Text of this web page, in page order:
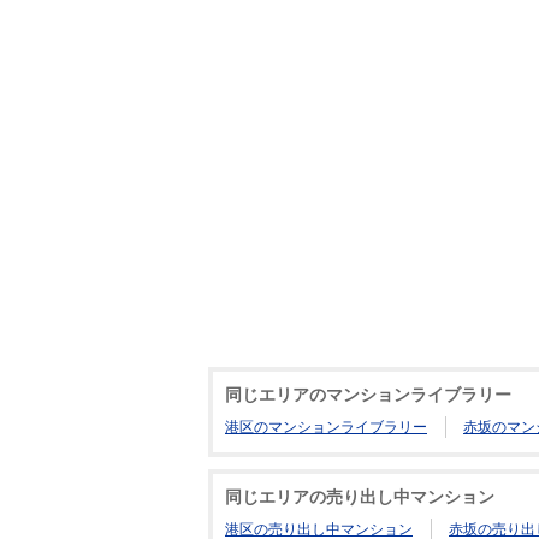
同じエリアのマンションライブラリー
港区のマンションライブラリー 赤坂のマン
同じエリアの売り出し中マンション
港区の売り出し中マンション 赤坂の売り